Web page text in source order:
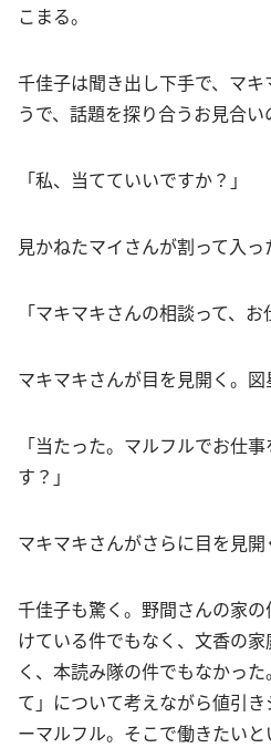
こまる。
千佳子は聞き出し下手で、マ
うで、話題を探り合うお見合い
「私、当てていいですか？」
見かねたマイさんが割って入っ
「マキマキさんの相談って、
マキマキさんが目を見開く。図
「当たった。マルフルでお仕
す？」
マキマキさんがさらに目を見開
千佳子も驚く。野間さんの家
けている件でもなく、文香の
く、本読み隊の件でもなかっ
て」について考えながら値引
ーマルフル。そこで働きたいと